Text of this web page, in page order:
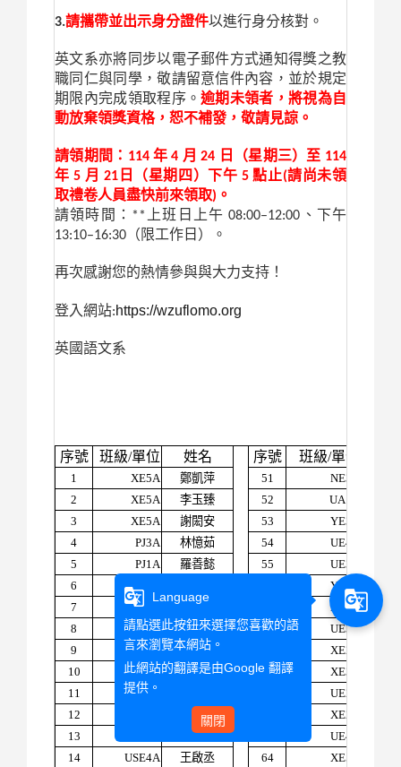
3.請攜帶並出示身分證件以進行身分核對。
英文系亦將同步以電子郵件方式通知得獎之教
職同仁與同學，敬請留意信件內容，並於規定
期限內完成領取程序。逾期未領者，將視為自
動放棄領獎資格，恕不補發，敬請見諒。
請領期間：114 年 4 月 24 日（星期三）至 114
年 5 月 21日（星期四）下午 5 點止(請尚未領
取禮卷人員盡快前來領取)。
請領時間：**上班日上午 08:00–12:00、下午
13:10–16:30（限工作日）。
再次感謝您的熱情參與與大力支持！
登入網站:https://wzuflomo.org
英國語文系
序號 班級/單位 姓名 序號 班級/單位
1 XE5A 鄭凱萍 51 NE3A
2
XE5A 李玉臻 52 UA1A
3
XE5A 謝閎安 53 YE3A
4
PJ3A 林憶茹 54 UE4C
5
PJ1A 羅善懿 55 UE3A
6
UG3A YE4A
杜巖
7
UE4A 胡芳瑄 NE3A
陳威
8
MTC2A 凃品帆 58 UE3B
黃娸
9
PE2A 方春惠 XE2C
10
PJ2B 方梓涵 60 XE3A
11
PJ3A UE2A
12
陳佳慧 XE2C
13
陳昱岑 UE4A
14
USE4A 王啟丞 64 XE5A
g_translate
Language
請點選此按鈕來選擇您喜歡的語
言來瀏覽本網站。
此網站的翻譯是由Google 翻譯
提供。
關閉
g_translate